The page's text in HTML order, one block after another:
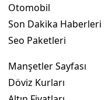
Otomobil
Son Dakika Haberleri
Seo Paketleri
Manşetler Sayfası
Döviz Kurları